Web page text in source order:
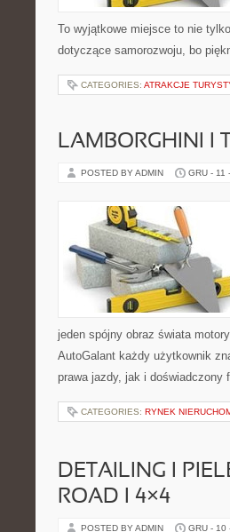
To wyjątkowe miejsce to nie
dotyczące samorozwoju, bo
CATEGORIES: ATRAKCJE
LAMBORGHINI I
POSTED BY ADMIN GRU - 11
jeden spójny obraz świata
AutoGalant każdy użytkownik
prawa jazdy, jak i
CATEGORIES: RYNEK
DETAILING I
ROAD I 4×4
POSTED BY ADMIN GRU - 10